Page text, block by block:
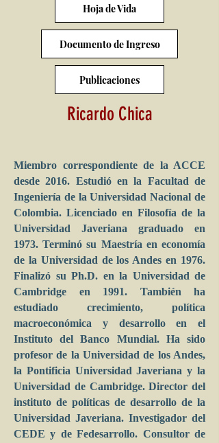
Hoja de Vida
Documento de Ingreso
Publicaciones
Ricardo Chica
Miembro correspondiente de la ACCE
desde 2016. Estudió en la Facultad de
Ingeniería de la Universidad Nacional de
Colombia. Licenciado en Filosofía de la
Universidad Javeriana graduado en
1973. Terminó su Maestría en economía
de la Universidad de los Andes en 1976.
Finalizó su Ph.D. en la Universidad de
Cambridge en 1991. También ha
estudiado crecimiento, política
macroeconómica y desarrollo en el
Instituto del Banco Mundial. Ha sido
profesor de la Universidad de los Andes,
la Pontificia Universidad Javeriana y la
Universidad de Cambridge. Director del
instituto de políticas de desarrollo de la
Universidad Javeriana. Investigador del
CEDE y de Fedesarrollo. Consultor de